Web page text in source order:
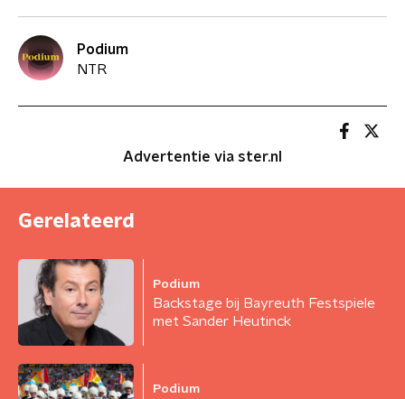
Podium
NTR
Advertentie via ster.nl
Gerelateerd
Podium
Backstage bij Bayreuth Festspiele
met Sander Heutinck
Podium